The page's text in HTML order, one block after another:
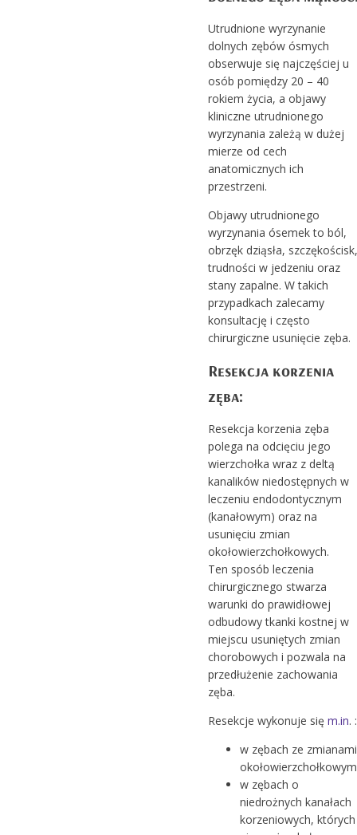
Utrudnione wyrzynanie
dolnych zębów ósmych
obserwuje się najczęściej u
osób pomiędzy 20 – 40
rokiem życia, a objawy
kliniczne utrudnionego
wyrzynania zależą w dużej
mierze od cech
anatomicznych ich
przestrzeni.
Objawy utrudnionego
wyrzynania ósemek to ból,
obrzęk dziąsła, szczękościsk,
trudności w jedzeniu oraz
stany zapalne. W takich
przypadkach zalecamy
konsultację i często
chirurgiczne usunięcie zęba.
Resekcja korzenia
zęba:
Resekcja korzenia zęba
polega na odcięciu jego
wierzchołka wraz z deltą
kanalików niedostępnych w
leczeniu endodontycznym
(kanałowym) oraz na
usunięciu zmian
okołowierzchołkowych.
Ten sposób leczenia
chirurgicznego stwarza
warunki do prawidłowej
odbudowy tkanki kostnej w
miejscu usuniętych zmian
chorobowych i pozwala na
przedłużenie zachowania
zęba.
Resekcje wykonuje się m.in. :
w zębach ze zmianami
w zębach o
niedrożnych kanałach
korzeniowych, których